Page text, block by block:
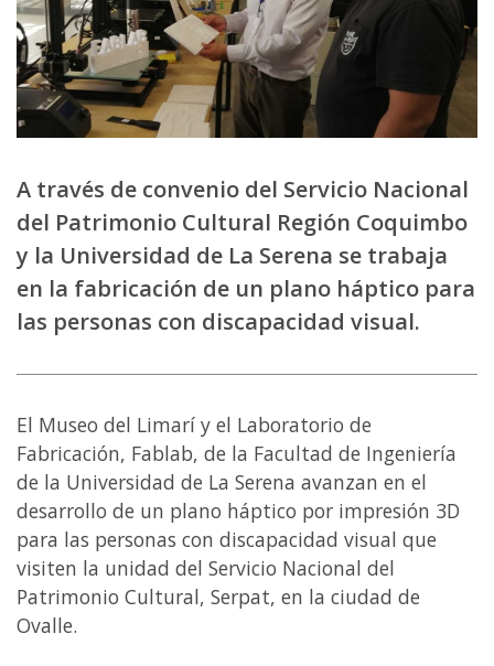
A través de convenio del Servicio Nacional
del Patrimonio Cultural Región Coquimbo
y la Universidad de La Serena se trabaja
en la fabricación de un plano háptico para
las personas con discapacidad visual.
El Museo del Limarí y el Laboratorio de
Fabricación, Fablab, de la Facultad de Ingeniería
de la Universidad de La Serena avanzan en el
desarrollo de un plano háptico por impresión 3D
para las personas con discapacidad visual que
visiten la unidad del Servicio Nacional del
Patrimonio Cultural, Serpat, en la ciudad de
Ovalle.